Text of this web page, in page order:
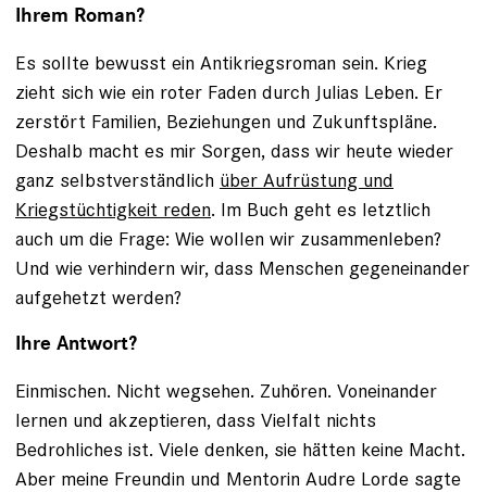
Ihrem Roman?
Es sollte bewusst ein Antikriegsroman sein. Krieg
zieht sich wie ein roter Faden durch Julias Leben. Er
zerstört Familien, Beziehungen und Zukunftspläne.
Deshalb macht es mir Sorgen, dass wir heute wieder
ganz selbstverständlich über Aufrüstung und
Kriegstüchtigkeit reden. Im Buch geht es letztlich
auch um die Frage: Wie wollen wir zusammenleben?
Und wie verhindern wir, dass Menschen gegeneinander
aufgehetzt werden?
Ihre Antwort?
Einmischen. Nicht wegsehen. Zuhören. Voneinander
lernen und akzeptieren, dass Vielfalt nichts
Bedrohliches ist. Viele denken, sie hätten keine Macht.
Aber meine Freundin und Mentorin Audre Lorde sagte